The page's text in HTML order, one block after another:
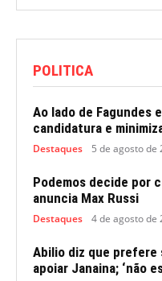
POLITICA
Ao lado de Fagundes
candidatura e
Destaques 5 de agosto de
Podemos decide por
anuncia Max Russi
Destaques 4 de agosto de
Abilio diz que prefere
apoiar Janaina; ‘não